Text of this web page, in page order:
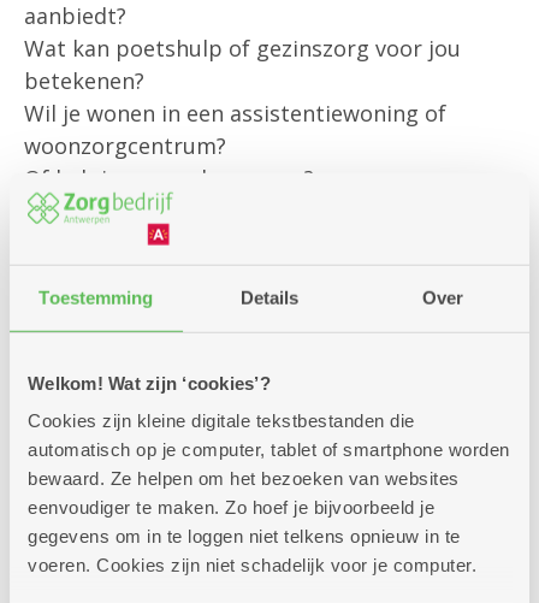
Toestemming Details Over
Welkom! Wat zijn ‘cookies’?
Cookies zijn kleine digitale tekstbestanden die
automatisch op je computer, tablet of smartphone worden
bewaard. Ze helpen om het bezoeken van websites
eenvoudiger te maken. Zo hoef je bijvoorbeeld je
gegevens om in te loggen niet telkens opnieuw in te
voeren. Cookies zijn niet schadelijk voor je computer.
aanbiedt?
Wat kan poetshulp of gezinszorg voor jou
betekenen?
Wil je wonen in een assistentiewoning of
woonzorgcentrum?
Of heb je een andere vraag?
Onze klantenbegeleider is er om jou
persoonlijk te helpen met al jouw vragen rond
bestaande diensten
en om je te informeren over alle
mogelijkheden die we aanbieden.
Kom gerust langs – we helpen je graag verder!
Zitdagen klantendienst